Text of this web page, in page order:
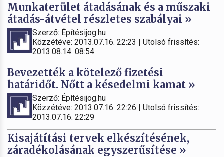
Munkaterület átadásának és a műszaki
átadás-átvétel részletes szabályai »
Szerző: Építésijog.hu
Közzétéve: 2013.07.16. 22:23 | Utolsó frissítés:
2013.08.14. 08:54
Bevezették a kötelező fizetési
határidőt. Nőtt a késedelmi kamat »
Szerző: Építésijog.hu
Közzétéve: 2013.07.16. 22:26 | Utolsó frissítés:
2013.07.16. 22:29
Kisajátítási tervek elkészítésének,
záradékolásának egyszerűsítése »